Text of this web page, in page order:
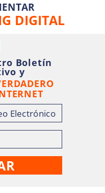
DIGITAL
Boletín
y